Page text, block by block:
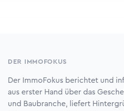
DER IMMOFOKUS
Der ImmoFokus berichtet und
aus erster Hand über das
und Baubranche, liefert